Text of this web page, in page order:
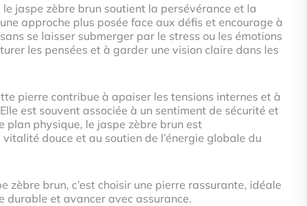
le jaspe zèbre brun soutient la persévérance et la
approche plus posée face aux défis et encourage à
se laisser submerger par le stress ou les émotions
les pensées et à garder une vision claire dans les
pierre contribue à apaiser les tensions internes et à
est souvent associée à un sentiment de sécurité et
plan physique, le jaspe zèbre brun est
douce et au soutien de l’énergie globale du
zèbre brun, c’est choisir une pierre rassurante, idéale
durable et avancer avec assurance.